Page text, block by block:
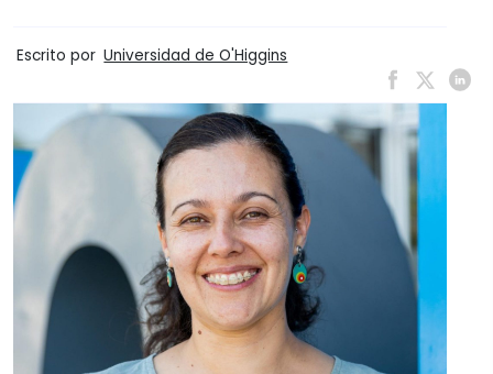
Escrito por Universidad de O'Higgins